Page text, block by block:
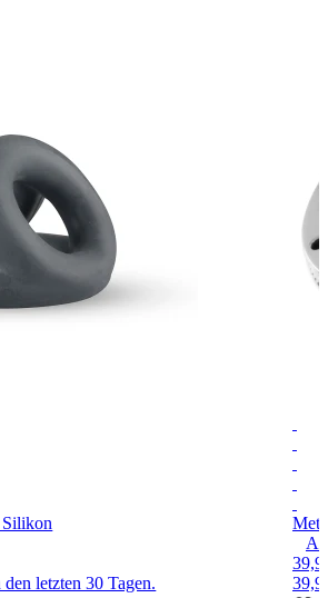
Silikon
letzten 30 Tagen.